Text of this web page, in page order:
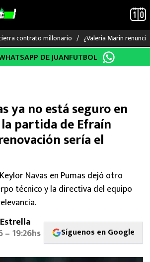
contrato millonario ¿Valeria Marin
DE JUANFUTBOL
ya no está seguro en
partida de Efraín
sería el
Navas en Pumas dejó otro
técnico y la directiva del equipo
19:26hs Síguenos en Google